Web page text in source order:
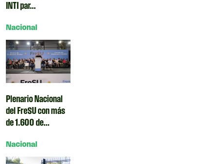
INTI par...
Nacional
Plenario Nacional
del FreSU con más
de 1.600 de...
Nacional